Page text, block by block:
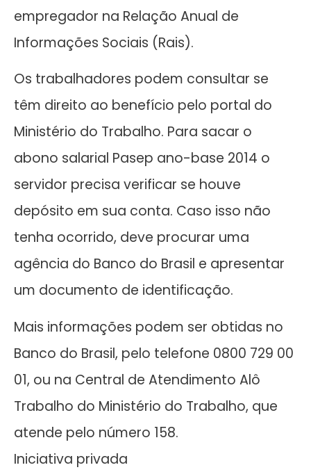
empregador na Relação Anual de
Informações Sociais (Rais).
Os trabalhadores podem consultar se
têm direito ao benefício pelo portal do
Ministério do Trabalho. Para sacar o
abono salarial Pasep ano-base 2014 o
servidor precisa verificar se houve
depósito em sua conta. Caso isso não
tenha ocorrido, deve procurar uma
agência do Banco do Brasil e apresentar
um documento de identificação.
Mais informações podem ser obtidas no
Banco do Brasil, pelo telefone 0800 729 00
01, ou na Central de Atendimento Alô
Trabalho do Ministério do Trabalho, que
atende pelo número 158.
Iniciativa privada